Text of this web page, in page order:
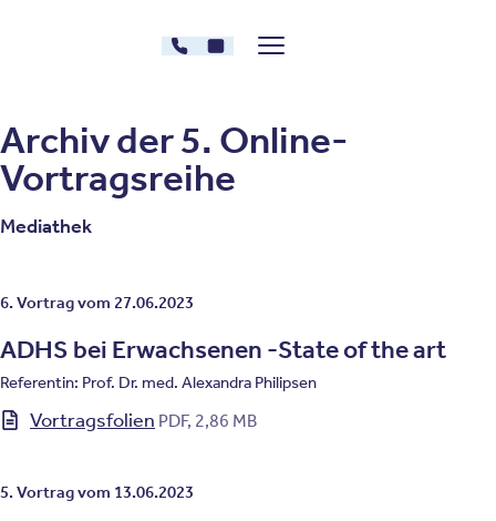
030 - 26478607
Kontakt
Menü zeigen/verstecken
Archiv der 5. Online-
Vortragsreihe
Mediathek
6. Vortrag vom 27.06.2023
ADHS bei Erwachsenen -State of the art
Referentin: Prof. Dr. med. Alexandra Philipsen
Vortragsfolien PDF, 2,86 MB
5. Vortrag vom 13.06.2023